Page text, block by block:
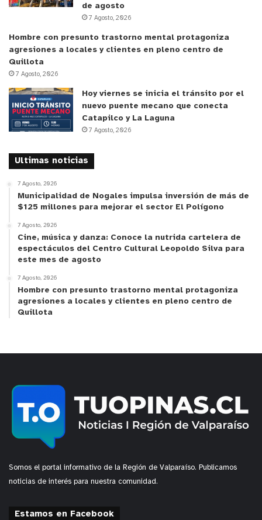
de agosto
7 Agosto, 2026
Hombre con presunto trastorno mental protagoniza
agresiones a locales y clientes en pleno centro de
Quillota
7 Agosto, 2026
Hoy viernes se inicia el tránsito por el
nuevo puente mecano que conecta
Catapilco y La Laguna
7 Agosto, 2026
Ultimas noticias
7 Agosto, 2026
Municipalidad de Nogales impulsa inversión de más de
$125 millones para mejorar el sector El Polígono
7 Agosto, 2026
Cine, música y danza: Conoce la nutrida cartelera de
espectáculos del Centro Cultural Leopoldo Silva para
este mes de agosto
7 Agosto, 2026
Hombre con presunto trastorno mental protagoniza
agresiones a locales y clientes en pleno centro de
Quillota
Somos el portal informativo de la Región de Valparaíso. Publicamos
noticias de interés para nuestra comunidad.
Estamos en Facebook